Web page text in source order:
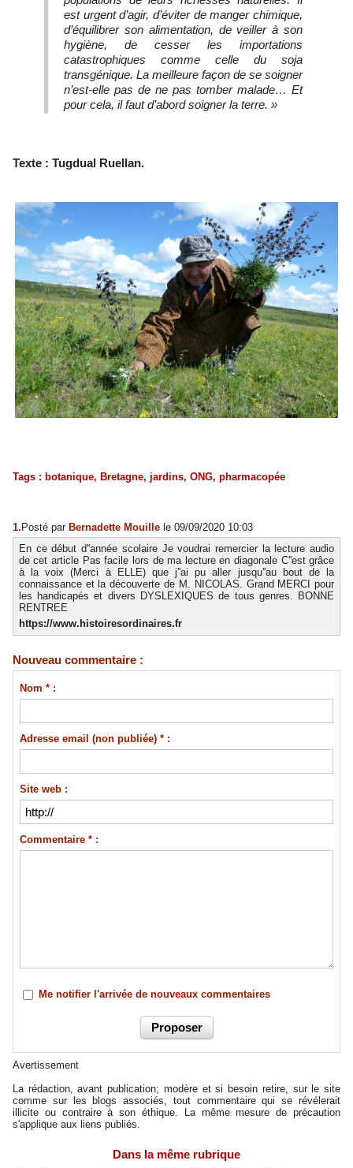
est urgent d’agir, d’éviter de manger chimique,
d’équilibrer son alimentation, de veiller à son
hygiène, de cesser les importations
catastrophiques comme celle du soja
transgénique. La meilleure façon de se soigner
n’est-elle pas de ne pas tomber malade… Et
pour cela, il faut d’abord soigner la terre. »
Texte : Tugdual Ruellan.
Tags : botanique, Bretagne, jardins, ONG, pharmacopée
1.Posté par Bernadette Mouille le 09/09/2020 10:03
En ce début d''année scolaire Je voudrai remercier la lecture audio
de cet article Pas facile lors de ma lecture en diagonale C''est grâce
à la voix (Merci à ELLE) que j''ai pu aller jusqu''au bout de la
connaissance et la découverte de M. NICOLAS. Grand MERCI pour
les handicapés et divers DYSLEXIQUES de tous genres. BONNE
RENTREE
https://www.histoiresordinaires.fr
Nouveau commentaire :
Nom * :
Adresse email (non publiée) * :
Site web :
Commentaire * :
Me notifier l'arrivée de nouveaux commentaires
Avertissement
La rédaction, avant publication; modère et si besoin retire, sur le site
comme sur les blogs associés, tout commentaire qui se révélerait
illicite ou contraire à son éthique. La même mesure de précaution
s'applique aux liens publiés.
Dans la même rubrique